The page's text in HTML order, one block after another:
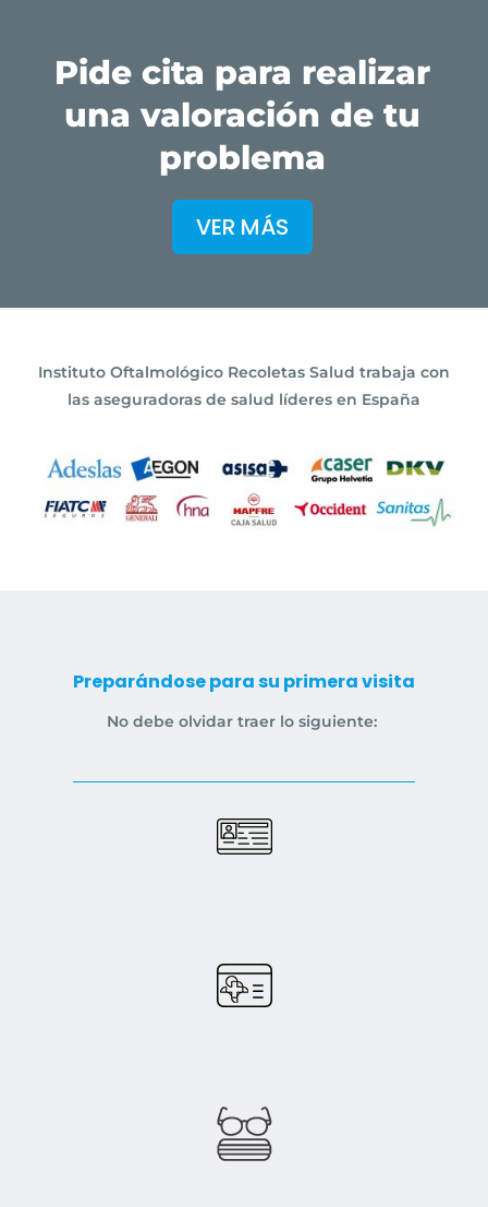
Pide cita para realizar
una valoración de tu
problema
VER MÁS
Instituto Oftalmológico Recoletas Salud trabaja con
las aseguradoras de salud líderes en España
Preparándose para su primera visita
No debe olvidar traer lo siguiente: